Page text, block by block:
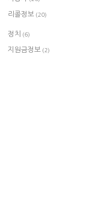
리콜정보 (20)
정치 (6)
지원금정보 (2)